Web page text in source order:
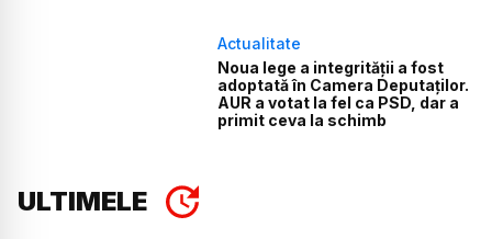
Actualitate
Noua lege a integrității a fost
adoptată în Camera Deputaților.
AUR a votat la fel ca PSD, dar a
primit ceva la schimb
ULTIMELE